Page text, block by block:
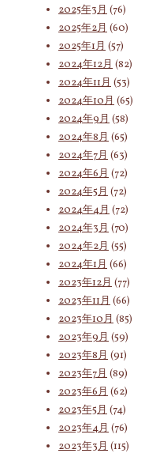
2025年3月 (76)
2025年2月 (60)
2025年1月 (57)
2024年12月 (82)
2024年11月 (53)
2024年10月 (65)
2024年9月 (58)
2024年8月 (65)
2024年7月 (63)
2024年6月 (72)
2024年5月 (72)
2024年4月 (72)
2024年3月 (70)
2024年2月 (55)
2024年1月 (66)
2023年12月 (77)
2023年11月 (66)
2023年10月 (85)
2023年9月 (59)
2023年8月 (91)
2023年7月 (89)
2023年6月 (62)
2023年5月 (74)
2023年4月 (76)
2023年3月 (115)